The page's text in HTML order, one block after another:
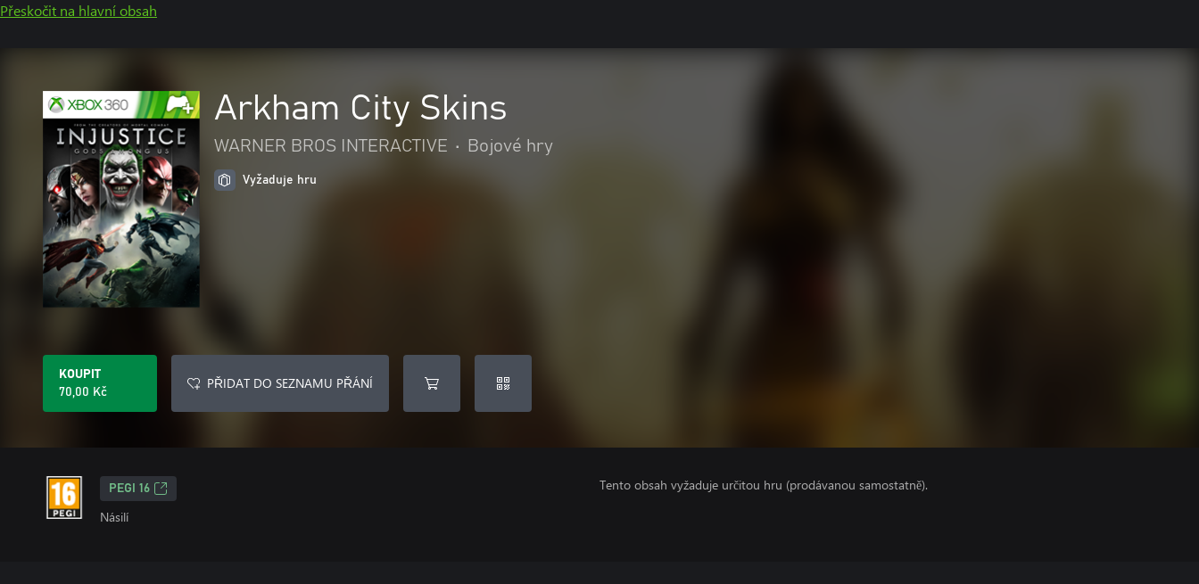
Přeskočit na hlavní obsah
Arkham City Skins
WARNER BROS INTERACTIVE • Bojové hry
Vyžaduje hru
KOUPIT
70,00 Kč
PŘIDAT DO SEZNAMU PŘÁNÍ
PEGI 16
Násilí
Tento obsah vyžaduje určitou hru (prodávanou samostatně).